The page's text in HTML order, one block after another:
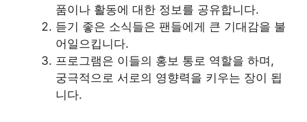
품이나 활동에 대한 정보를 공유합니다.
듣기 좋은 소식들은 팬들에게 큰 기대감을 불
어일으킵니다.
프로그램은 이들의 홍보 통로 역할을 하며,
궁극적으로 서로의 영향력을 키우는 장이 됩
니다.